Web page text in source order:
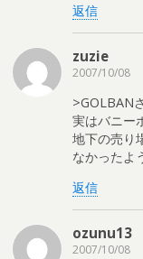
返信
zuzie
2007/10/08
>GOLBAN
実はバニー
地下の売り
なかったよ
返信
ozunu13
2007/10/08